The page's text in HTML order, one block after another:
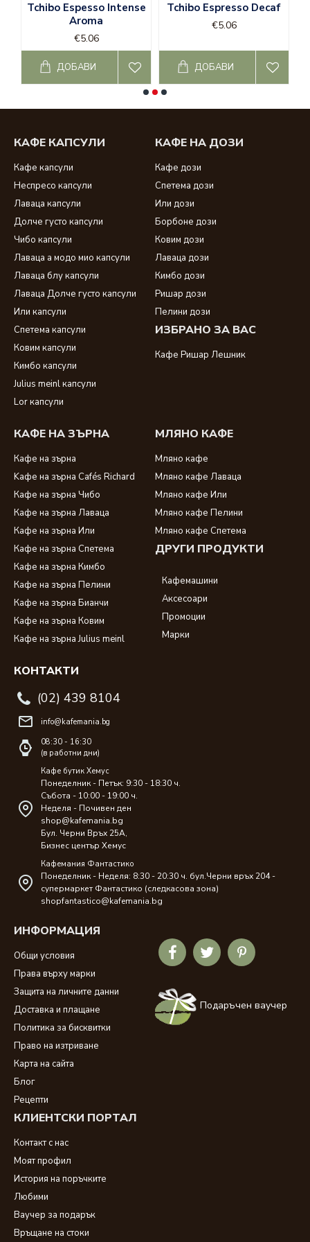
кафе кимбо на зърнаи кафе кимбо дози;
lor капсули
Nespresso-
lavazza-хартиени дози кафе лаваца,
капсули lavazza
икафе лаваца на зърна
кафе капсули Чибо ;
кафе ришар дози
кафе ришар лешник;
съвместими капсули за долче густо
Tchibo Espesso Intense
Aroma
€5.06
ДОБАВИ
Tchibo Espresso Decaf
€5.06
ДОБАВИ
КАФЕ КАПСУЛИ
Кафе капсули
Неспресо капсули
Лаваца капсули
Долче густо капсули
Чибо капсули
Лаваца а модо мио капсули
Лаваца блу капсули
Лаваца Долче густо капсули
Или капсули
Спетема капсули
Ковим капсули
Кимбо капсули
Julius meinl капсули
Lor капсули
КАФЕ НА ДОЗИ
Кафе дози
Спетема дози
Или дози
Борбоне дози
Ковим дози
Лаваца дози
Кимбо дози
Ришар дози
Пелини дози
ИЗБРАНО ЗА ВАС
Кафе Ришар Лешник
КАФЕ НА ЗЪРНА
Кафе на зърна
Kафе на зърна Cafés Richard
Кафе на зърна Чибо
Кафе на зърна Лаваца
Кафе на зърна Или
Кафе на зърна Спетема
Кафе на зърна Кимбо
Кафе на зърна Пелини
Кафе на зърна Бианчи
Кафе на зърна Ковим
Кафе на зърна Julius meinl
МЛЯНО КАФЕ
Мляно кафе
Мляно кафе Лаваца
Мляно кафе Или
Мляно кафе Пелини
Мляно кафе Спетема
ДРУГИ ПРОДУКТИ
Кафемашини
Аксесоари
Промоции
Марки
КОНТАКТИ
(02) 439 8104
info@kafemania.bg
08:30 - 16:30
(в работни дни)
Кафе бутик Хемус
Понеделник - Петък: 9:30 - 18:30 ч.
Събота - 10:00 - 19:00 ч.
Неделя - Почивен ден
shop@kafemania.bg
Бул. Черни Връх 25A,
Бизнес център Хемус
Кафемания Фантастико
Понеделник - Неделя: 8:30 - 20:30 ч. бул.Черни връх 204 -
супермаркет Фантастико (следкасова зона)
shopfantastico@kafemania.bg
ИНФОРМАЦИЯ
Общи условия
Права върху марки
Защита на личните данни
Доставка и плащане
Политика за бисквитки
Право на изтриване
Карта на сайта
Блог
Рецепти
КЛИЕНТСКИ ПОРТАЛ
Контакт с нас
Моят профил
История на поръчките
Любими
Ваучер за подарък
Връщане на стоки
Подаръчен ваучер